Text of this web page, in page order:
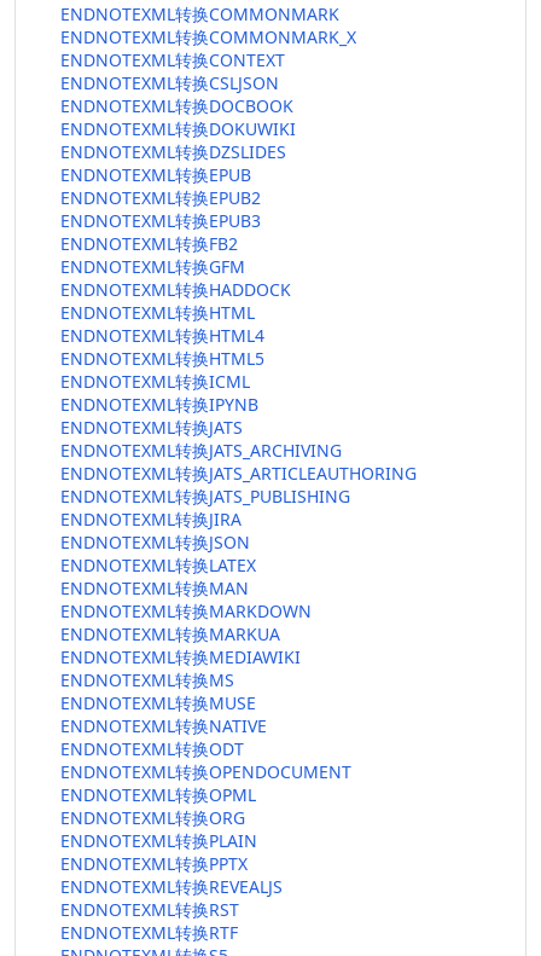
ENDNOTEXML转换COMMONMARK
ENDNOTEXML转换COMMONMARK_X
ENDNOTEXML转换CONTEXT
ENDNOTEXML转换CSLJSON
ENDNOTEXML转换DOCBOOK
ENDNOTEXML转换DOKUWIKI
ENDNOTEXML转换DZSLIDES
ENDNOTEXML转换EPUB
ENDNOTEXML转换EPUB2
ENDNOTEXML转换EPUB3
ENDNOTEXML转换FB2
ENDNOTEXML转换GFM
ENDNOTEXML转换HADDOCK
ENDNOTEXML转换HTML
ENDNOTEXML转换HTML4
ENDNOTEXML转换HTML5
ENDNOTEXML转换ICML
ENDNOTEXML转换IPYNB
ENDNOTEXML转换JATS
ENDNOTEXML转换JATS_ARCHIVING
ENDNOTEXML转换JATS_ARTICLEAUTHORING
ENDNOTEXML转换JATS_PUBLISHING
ENDNOTEXML转换JIRA
ENDNOTEXML转换JSON
ENDNOTEXML转换LATEX
ENDNOTEXML转换MAN
ENDNOTEXML转换MARKDOWN
ENDNOTEXML转换MARKUA
ENDNOTEXML转换MEDIAWIKI
ENDNOTEXML转换MS
ENDNOTEXML转换MUSE
ENDNOTEXML转换NATIVE
ENDNOTEXML转换ODT
ENDNOTEXML转换OPENDOCUMENT
ENDNOTEXML转换OPML
ENDNOTEXML转换ORG
ENDNOTEXML转换PLAIN
ENDNOTEXML转换PPTX
ENDNOTEXML转换REVEALJS
ENDNOTEXML转换RST
ENDNOTEXML转换RTF